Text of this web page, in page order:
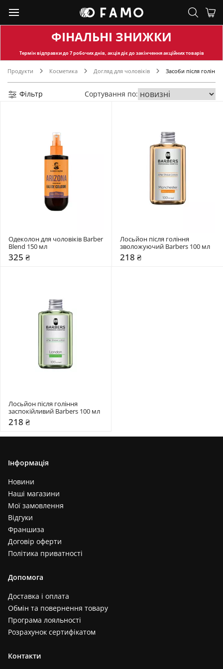
ФІНАЛЬНІ ЗНИЖКИ
Термін відправкидо 7 робочих днів, акція діє до закінчення акційних товарів
Продукти Косметика Догляд для чоловіків Засоби після гоління
Фільтр Сортування по:
Одеколон для чоловіків Barber
Blend 150 мл
325 ₴
Лосьйон після гоління
зволожуючий Barbers 100 мл
218 ₴
Лосьйон після гоління
заспокійливий Barbers 100 мл
218 ₴
Інформація
Новини
Наші магазини
Мої замовлення
Відгуки
Франшиза
Договір оферти
Політика приватності
Допомога
Доставка і оплата
Обмін та повернення товару
Програма лояльності
Розрахунок сертифікатом
Контакти